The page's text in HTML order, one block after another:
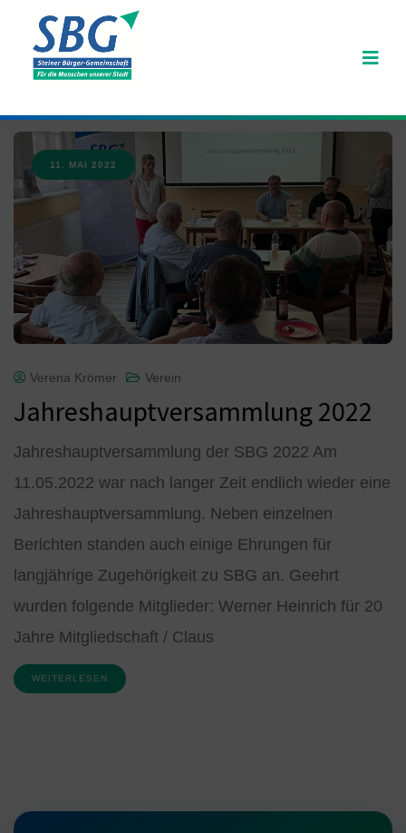
11. MAI 2022
Verena Krömer Verein
Jahreshauptversammlung 2022
Jahreshauptversammlung der SBG 2022 Am
11.05.2022 war nach langer Zeit endlich wieder eine
Jahreshauptversammlung. Neben einzelnen
Berichten standen auch einige Ehrungen für
langjährige Zugehörigkeit zu SBG an. Geehrt
wurden folgende Mitglieder: Werner Heinrich für 20
Jahre Mitgliedschaft / Claus
WEITERLESEN